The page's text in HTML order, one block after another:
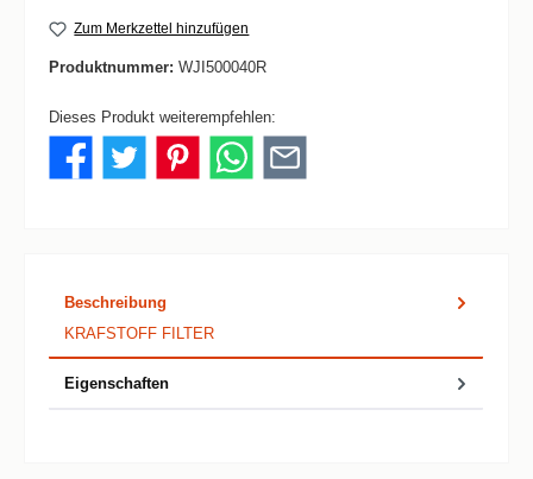
Zum Merkzettel hinzufügen
Produktnummer: WJI500040R
Dieses Produkt weiterempfehlen:
Beschreibung
KRAFSTOFF FILTER
Eigenschaften